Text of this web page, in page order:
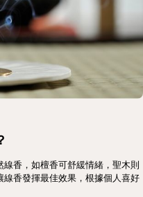
線香，如檀香可舒緩情緒，聖木則
香發揮最佳效果，根據個人喜好